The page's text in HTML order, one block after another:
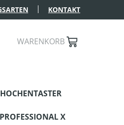
KONTAKT
WARENKORB
HOCHENTASTER
PROFESSIONAL X